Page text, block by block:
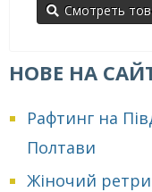
Смотреть
НОВЕ НА
Рафтинг на
Полтави
Жіночий